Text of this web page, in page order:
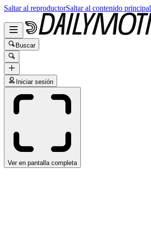
Saltar al reproductorSaltar al contenido principal
Buscar
Iniciar sesión
Ver en pantalla completa